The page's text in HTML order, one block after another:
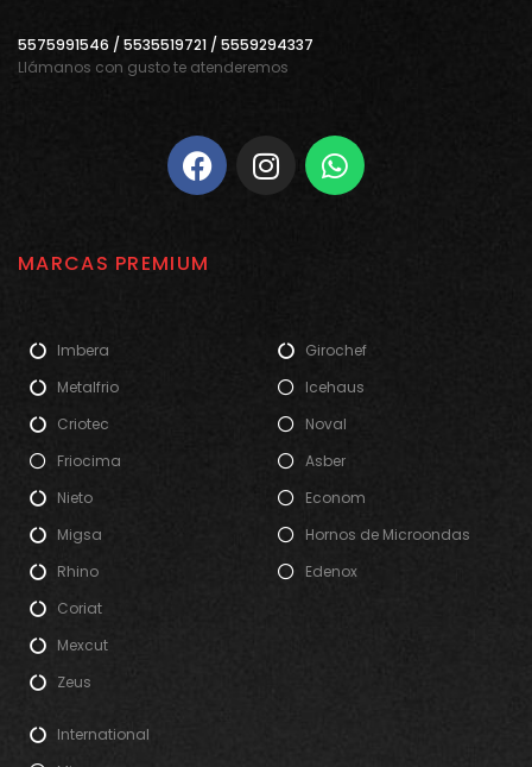
5575991546 / 5535519721 / 5559294337
Llámanos con gusto te atenderemos
MARCAS PREMIUM
Imbera
Metalfrio
Criotec
Friocima
Nieto
Migsa
Rhino
Coriat
Mexcut
Zeus
Girochef
Icehaus
Noval
Asber
Econom
Hornos de Microondas
Edenox
International